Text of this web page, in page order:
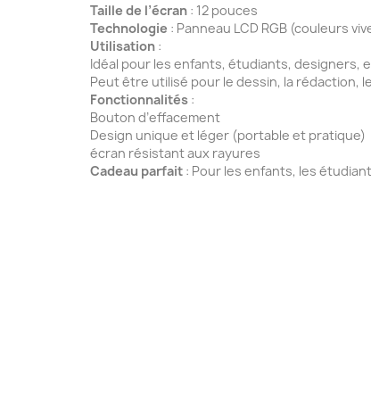
Taille de l’écran : 12 pouces
Technologie : Panneau LCD RGB (couleurs
Utilisation :
Idéal pour les enfants, étudiants, designers,
Peut être utilisé pour le dessin, la rédaction,
Fonctionnalités :
Bouton d’effacement
Design unique et léger (portable et pratique)
écran résistant aux rayures
Cadeau parfait : Pour les enfants, les